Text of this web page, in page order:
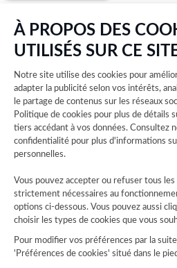
À PROPOS DES
UTILISÉS SUR CE
Notre site utilise des cookies pour
adapter la publicité selon vos intérêts,
le partage de contenus sur les réseaux
Politique de cookies pour plus de détails
tiers accédant à vos données. Consultez
confidentialité pour plus d'informations
personnelles.
Vous pouvez accepter ou refuser tous les
strictement nécessaires au
options ci-dessous. Vous pouvez aussi
choisir les types de cookies que vous
Pour modifier vos préférences par la
'Préférences de cookies' situé dans le
votre
concession,
consultez notre
liste complète
des concessions
Land Rover.
Sélectionnez
ensuite votre
concession et
découvrez les
horaires
d'ouverture,
coordonnées,
plans d'accès et
explorez nos